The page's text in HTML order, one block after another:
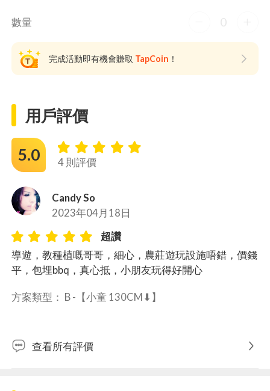
數量 0
完成活動即有機會賺取 TapCoin ！
用戶評價
5.0 4 則評價
Candy So
2023年04月18日
超讚
導遊，教種植嘅哥哥，細心，農莊遊玩設施唔錯，價錢
平，包埋bbq，真心抵，小朋友玩得好開心
方案類型： B -【小童 130CM⬇︎】
查看所有評價